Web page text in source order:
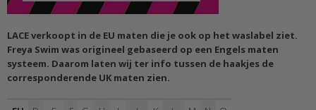
LACE verkoopt in de EU maten die je ook op het waslabel ziet.
Freya Swim was origineel gebaseerd op een Engels maten
systeem. Daarom laten wij ter info tussen de haakjes de
corresponderende UK maten zien.